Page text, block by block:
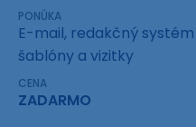
PONÚKA
E-mail, redakčný
šablóny a vizitky
CENA
ZADARMO